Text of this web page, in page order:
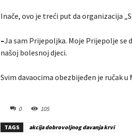
Inače, ovo je treći put da organizacija
–Ja sam Prijepoljka. Moje Prijepolje se
našoj bolesnoj djeci.
Svim davaocima obezbijeđen je ručak u
0 105
TAGS akcija dobrovoljnog davanja krvi